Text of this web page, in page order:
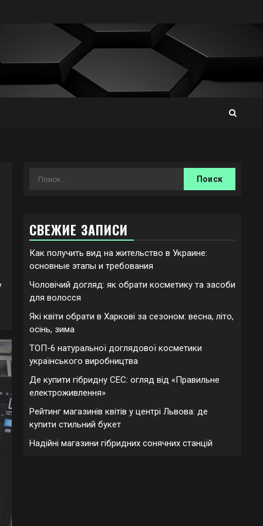
Найти:
СВЕЖИЕ ЗАПИСИ
Как получить вид на жительство в Украине:
основные этапы и требования
Чоловічий догляд: як обрати косметику та засоби
для волосся
Які квіти обрати в Харкові за сезоном: весна, літо,
осінь, зима
ТОП-6 натуральної доглядової косметики
українського виробництва
Де купити гібридну СЕС: огляд від «Правильне
електроживлення»
Рейтинг магазинів квітів у центрі Львова: де
купити стильний букет
Надійні магазини гібридних сонячних станцій